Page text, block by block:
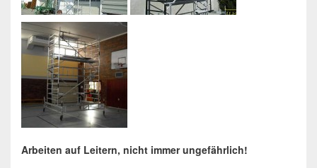
Arbeiten auf Leitern, nicht immer ungefährlich!